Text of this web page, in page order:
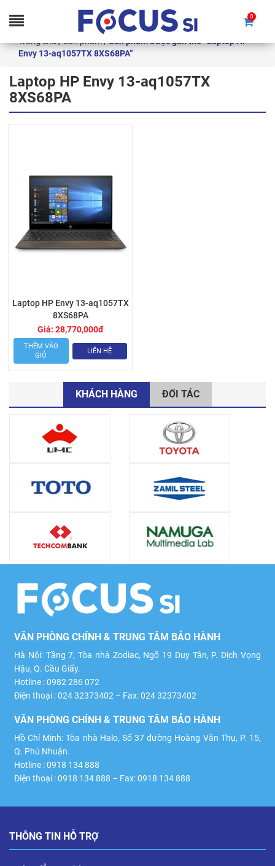
to
content
0
Trang chủ/Sản phẩm/ Sản phẩm được gắn thẻ “Laptop HP
Envy 13-aq1057TX 8XS68PA”
Laptop HP Envy 13-aq1057TX
8XS68PA
Laptop HP Envy 13-aq1057TX
8XS68PA
Giá: 28,770,000đ
THÊM VÀO
GIỎ
LIÊN HỆ
KHÁCH HÀNG ĐỐI TÁC
VĂN PHÒNG CHÍNH & TRUNG TÂM BẢO HÀNH
Hà Nội: Tầng 7, Tòa nhà Zodiac, Ngõ 19 Duy Tân, P. Dịch Vọng
Hậu, Q. Cầu Giấy.
Hotline : 0982 286 072
Điện thoại : 024 32373402 – Fax: 024 32373402
VĂN PHÒNG CHÍNH & TRUNG TÂM BẢO HÀNH
Hồ Chí Minh: Tòa nhà Halo, Số 37 đường Hoàng Văn Thụ, P. 15,
Q. Phú Nhuận.
Hotline : 0918 134 888
Điện thoại : 0918 134 888 – Fax: 0918 134 888
THÔNG TIN HỖ TRỢ